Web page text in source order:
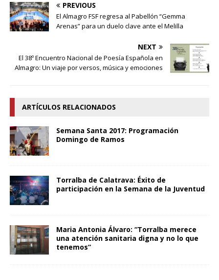
PREVIOUS
El Almagro FSF regresa al Pabellón “Gemma
Arenas” para un duelo clave ante el Melilla
NEXT
El 38º Encuentro Nacional de Poesía Española en
Almagro: Un viaje por versos, música y emociones
ARTÍCULOS RELACIONADOS
Semana Santa 2017: Programación
Domingo de Ramos
Torralba de Calatrava: Éxito de
participación en la Semana de la Juventud
Maria Antonia Álvaro: “Torralba merece
una atención sanitaria digna y no lo que
tenemos”